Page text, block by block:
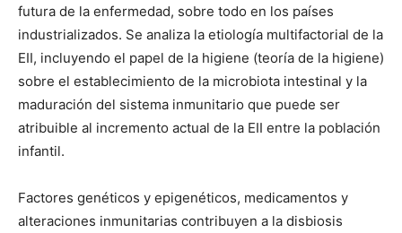
futura de la enfermedad, sobre todo en los países
industrializados. Se analiza la etiología multifactorial de la
EII, incluyendo el papel de la higiene (teoría de la higiene)
sobre el establecimiento de la microbiota intestinal y la
maduración del sistema inmunitario que puede ser
atribuible al incremento actual de la EII entre la población
infantil.
Factores genéticos y epigenéticos, medicamentos y
alteraciones inmunitarias contribuyen a la disbiosis